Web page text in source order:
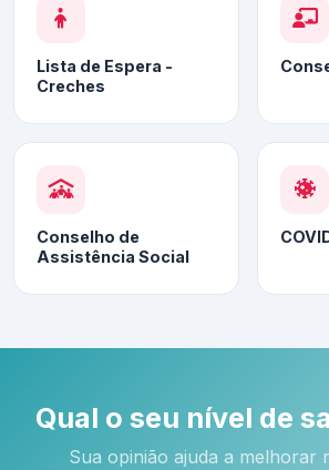
Lista de Espera -
Creches
Conselho de
Assistência Social
Qual o seu nível de
Sua opinião ajuda a melhorar